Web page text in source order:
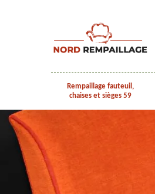
Rempaillage fauteuil,
chaises et sièges 59